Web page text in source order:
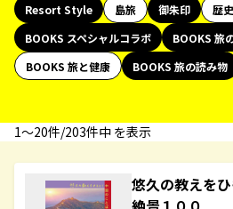
Resort Style
島旅 御朱印 歴
BOOKS スペシャルコラボ
BOOKS 旅
BOOKS 旅と健康
BOOKS 旅の読み物
1〜20件/203件中 を表示
悠久の教えを